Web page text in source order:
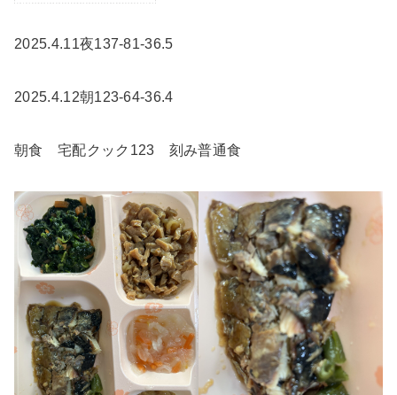
2025.4.11夜137-81-36.5
2025.4.12朝123-64-36.4
朝食 宅配クック123 刻み普通食